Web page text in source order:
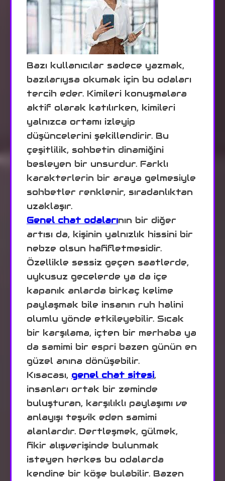
Bazı kullanıcılar sadece yazmak,
bazılarıysa okumak için bu odaları
tercih eder. Kimileri konuşmalara
aktif olarak katılırken, kimileri
yalnızca ortamı izleyip
düşüncelerini şekillendirir. Bu
çeşitlilik, sohbetin dinamiğini
besleyen bir unsurdur. Farklı
karakterlerin bir araya gelmesiyle
sohbetler renklenir, sıradanlıktan
uzaklaşır.
Genel chat odalarının bir diğer
artısı da, kişinin yalnızlık hissini bir
nebze olsun hafifletmesidir.
Özellikle sessiz geçen saatlerde,
uykusuz gecelerde ya da içe
kapanık anlarda birkaç kelime
paylaşmak bile insanın ruh halini
olumlu yönde etkileyebilir. Sıcak
bir karşılama, içten bir merhaba ya
da samimi bir espri bazen günün en
güzel anına dönüşebilir.
Kısacası, genel chat sitesi,
insanları ortak bir zeminde
buluşturan, karşılıklı paylaşımı ve
anlayışı teşvik eden samimi
alanlardır. Dertleşmek, gülmek,
fikir alışverişinde bulunmak
isteyen herkes bu odalarda
kendine bir köşe bulabilir. Bazen